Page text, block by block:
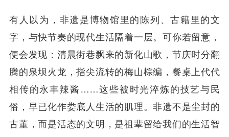
有人以为，非遗是博物馆里的陈列、古籍里的文
字，与快节奏的现代生活隔着一层。可你若留意，
便会发现：清晨街巷飘来的新化山歌，节庆时分翻
腾的泉坝火龙，指尖流转的梅山棕编，餐桌上代代
相传的永丰辣酱……这些被时光淬炼的技艺与民
俗，早已化作娄底人生活的肌理。非遗不是尘封的
古董，而是活态的文明，是祖辈留给我们的生活智